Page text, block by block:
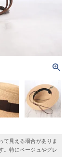
て見える場合がありま
。特にベージュやグレ